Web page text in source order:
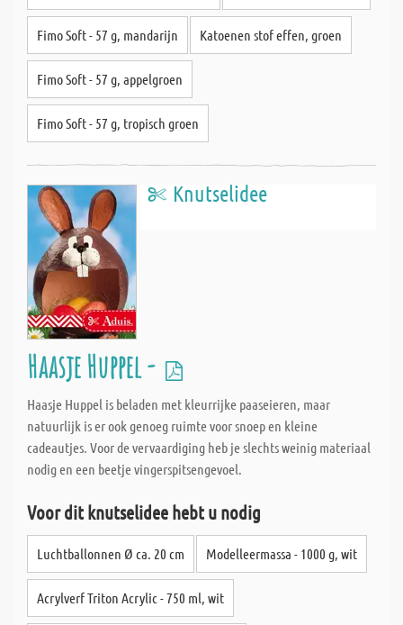
Fimo Soft - 57 g, mandarijn Katoenen stof effen, groen
Fimo Soft - 57 g, appelgroen
Fimo Soft - 57 g, tropisch groen
Knutselidee
Haasje Huppel -
Haasje Huppel is beladen met kleurrijke paaseieren, maar
natuurlijk is er ook genoeg ruimte voor snoep en kleine
cadeautjes. Voor de vervaardiging heb je slechts weinig materiaal
nodig en een beetje vingerspitsengevoel.
Voor dit knutselidee hebt u nodig
Luchtballonnen Ø ca. 20 cm Modelleermassa - 1000 g, wit
Acrylverf Triton Acrylic - 750 ml, wit